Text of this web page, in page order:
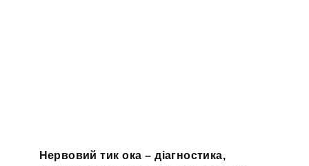
Нервовий тик ока – діагностика,